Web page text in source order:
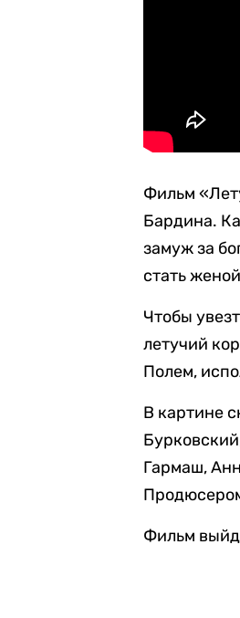
Фильм
Бардина.
замуж за
стать
Чтобы
летучий
Полем,
В картине
Гармаш,
Фильм